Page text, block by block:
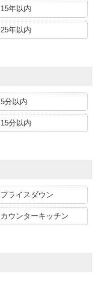
15年以内
25年以内
5分以内
15分以内
プライスダウン
カウンターキッチン